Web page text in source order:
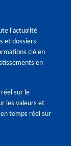
l'actualité
et dossiers
clé en
en
réel sur le
les valeurs et
temps réel sur